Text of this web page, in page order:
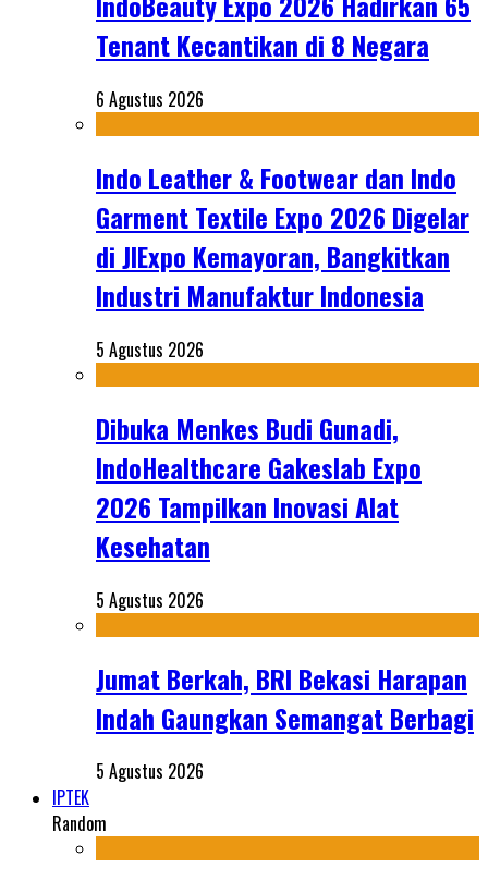
Tenant Kecantikan di 8 Negara
6 Agustus 2026
Indo Leather & Footwear dan Indo
Garment Textile Expo 2026 Digelar
di JIExpo Kemayoran, Bangkitkan
Industri Manufaktur Indonesia
5 Agustus 2026
Dibuka Menkes Budi Gunadi,
IndoHealthcare Gakeslab Expo
2026 Tampilkan Inovasi Alat
Kesehatan
5 Agustus 2026
Jumat Berkah, BRI Bekasi Harapan
Indah Gaungkan Semangat Berbagi
5 Agustus 2026
IPTEK
Random